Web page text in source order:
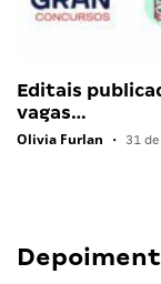
Editais
vagas…
Olivia Furlan • 31